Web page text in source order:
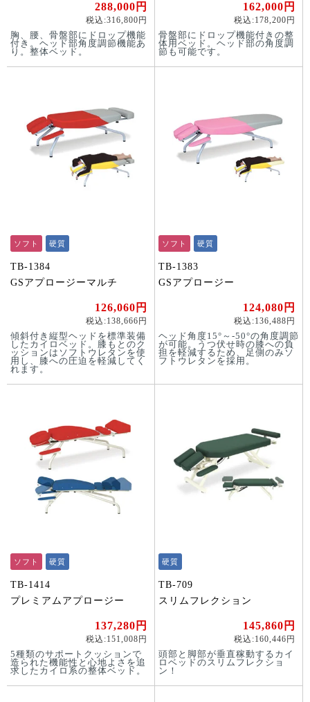
288,000円
税込:316,800円
胸、腰、骨盤部にドロップ機能
付き。ヘッド部角度調節機能あ
り。整体ベッド。
162,000円
税込:178,200円
骨盤部にドロップ機能付きの整
体用ベッド。ヘッド部の角度調
節も可能です。
ソフト 硬質
TB-1384
GSアプロージーマルチ
126,060円
税込:138,666円
傾斜付き縦型ヘッドを標準装備
したカイロベッド。膝もとのク
ッションはソフトウレタンを使
用し、膝への圧迫を軽減してく
れます。
ソフト 硬質
TB-1383
GSアプロージー
124,080円
税込:136,488円
ヘッド角度15°～-50°の角度調節
が可能。うつ伏せ時の膝への負
担を軽減するため、足側のみソ
フトウレタンを採用。
ソフト 硬質
TB-1414
プレミアムアプロージー
137,280円
税込:151,008円
5種類のサポートクッションで
造られた機能性と心地よさを追
求したカイロ系の整体ベッド。
硬質
TB-709
スリムフレクション
145,860円
税込:160,446円
頭部と脚部が垂直稼動するカイ
ロベッドのスリムフレクショ
ン！